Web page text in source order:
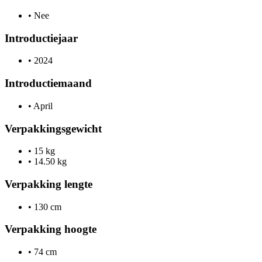
• Nee
Introductiejaar
• 2024
Introductiemaand
• April
Verpakkingsgewicht
• 15 kg
• 14.50 kg
Verpakking lengte
• 130 cm
Verpakking hoogte
• 74 cm